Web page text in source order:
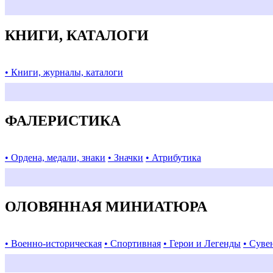
КНИГИ, КАТАЛОГИ
• Книги, журналы, каталоги
ФАЛЕРИСТИКА
• Ордена, медали, знаки • Значки • Атрибутика
ОЛОВЯННАЯ МИНИАТЮРА
• Военно-историческая • Спортивная • Герои и Легенды •